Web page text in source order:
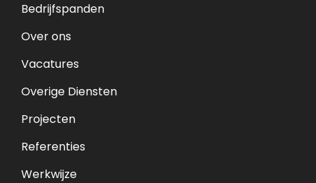
Bedrijfspanden
Over ons
Vacatures
Overige Diensten
Projecten
Referenties
Werkwijze